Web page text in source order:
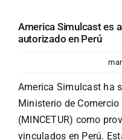
America Simulcast es
autorizado en Perú
America Simulcast ha
Ministerio de
(MINCETUR) como
vinculados en Perú.